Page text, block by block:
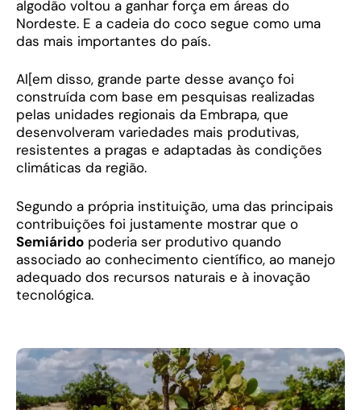
algodão voltou a ganhar força em áreas do
Nordeste. E a cadeia do coco segue como uma
das mais importantes do país.
Al[em disso, grande parte desse avanço foi
construída com base em pesquisas realizadas
pelas unidades regionais da Embrapa, que
desenvolveram variedades mais produtivas,
resistentes a pragas e adaptadas às condições
climáticas da região.
Segundo a própria instituição, uma das principais
contribuições foi justamente mostrar que o
Semiárido poderia ser produtivo quando
associado ao conhecimento científico, ao manejo
adequado dos recursos naturais e à inovação
tecnológica.